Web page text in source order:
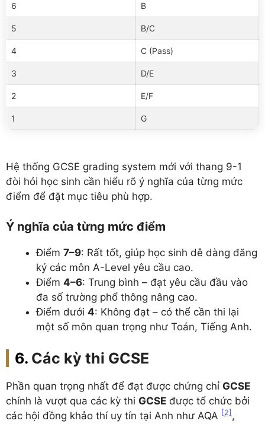
6 B
5 B/C
4 C (Pass)
3 D/E
2 E/F
1 G
Hệ thống GCSE grading system mới với thang 9-1
đòi hỏi học sinh cần hiểu rõ ý nghĩa của từng mức
điểm để đặt mục tiêu phù hợp.
Ý nghĩa của từng mức điểm
Điểm 7–9: Rất tốt, giúp học sinh dễ dàng đăng
ký các môn A-Level yêu cầu cao.
Điểm 4–6: Trung bình – đạt yêu cầu đầu vào
đa số trường phổ thông nâng cao.
Điểm dưới 4: Không đạt – có thể cần thi lại
một số môn quan trọng như Toán, Tiếng Anh.
Các kỳ thi GCSE
Phần quan trọng nhất để đạt được chứng chỉ GCSE
chính là vượt qua các kỳ thi GCSE được tổ chức bởi
các hội đồng khảo thí uy tín tại Anh như AQA [2] ,